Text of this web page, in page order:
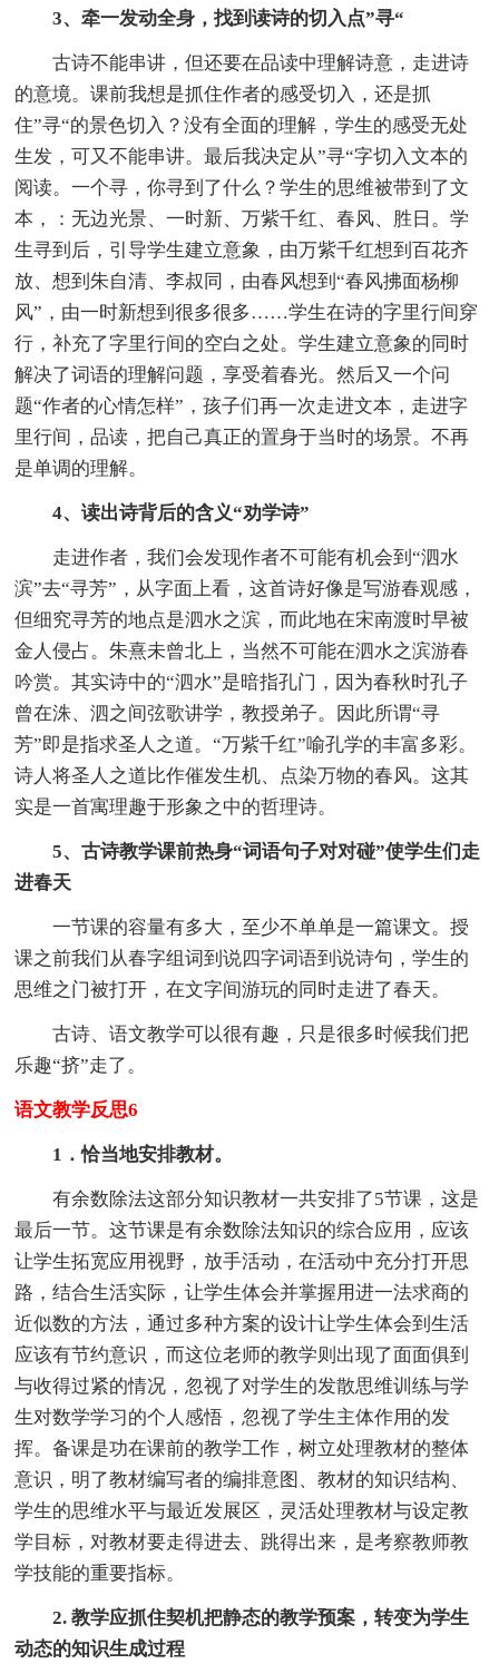
3、牵一发动全身，找到读诗的切入点”寻“
古诗不能串讲，但还要在品读中理解诗意，走进诗
的意境。课前我想是抓住作者的感受切入，还是抓
住”寻“的景色切入？没有全面的理解，学生的感受无处
生发，可又不能串讲。最后我决定从”寻“字切入文本的
阅读。一个寻，你寻到了什么？学生的思维被带到了文
本，：无边光景、一时新、万紫千红、春风、胜日。学
生寻到后，引导学生建立意象，由万紫千红想到百花齐
放、想到朱自清、李叔同，由春风想到“春风拂面杨柳
风”，由一时新想到很多很多……学生在诗的字里行间穿
行，补充了字里行间的空白之处。学生建立意象的同时
解决了词语的理解问题，享受着春光。然后又一个问
题“作者的心情怎样”，孩子们再一次走进文本，走进字
里行间，品读，把自己真正的置身于当时的场景。不再
是单调的理解。
4、读出诗背后的含义“劝学诗”
走进作者，我们会发现作者不可能有机会到“泗水
滨”去“寻芳”，从字面上看，这首诗好像是写游春观感，
但细究寻芳的地点是泗水之滨，而此地在宋南渡时早被
金人侵占。朱熹未曾北上，当然不可能在泗水之滨游春
吟赏。其实诗中的“泗水”是暗指孔门，因为春秋时孔子
曾在洙、泗之间弦歌讲学，教授弟子。因此所谓“寻
芳”即是指求圣人之道。“万紫千红”喻孔学的丰富多彩。
诗人将圣人之道比作催发生机、点染万物的春风。这其
实是一首寓理趣于形象之中的哲理诗。
5、古诗教学课前热身“词语句子对对碰”使学生们走
进春天
一节课的容量有多大，至少不单单是一篇课文。授
课之前我们从春字组词到说四字词语到说诗句，学生的
思维之门被打开，在文字间游玩的同时走进了春天。
古诗、语文教学可以很有趣，只是很多时候我们把
乐趣“挤”走了。
语文教学反思6
1．恰当地安排教材。
有余数除法这部分知识教材一共安排了5节课，这是
最后一节。这节课是有余数除法知识的综合应用，应该
让学生拓宽应用视野，放手活动，在活动中充分打开思
路，结合生活实际，让学生体会并掌握用进一法求商的
近似数的方法，通过多种方案的设计让学生体会到生活
应该有节约意识，而这位老师的教学则出现了面面俱到
与收得过紧的情况，忽视了对学生的发散思维训练与学
生对数学学习的个人感悟，忽视了学生主体作用的发
挥。备课是功在课前的教学工作，树立处理教材的整体
意识，明了教材编写者的编排意图、教材的知识结构、
学生的思维水平与最近发展区，灵活处理教材与设定教
学目标，对教材要走得进去、跳得出来，是考察教师教
学技能的重要指标。
2. 教学应抓住契机把静态的教学预案，转变为学生
动态的知识生成过程